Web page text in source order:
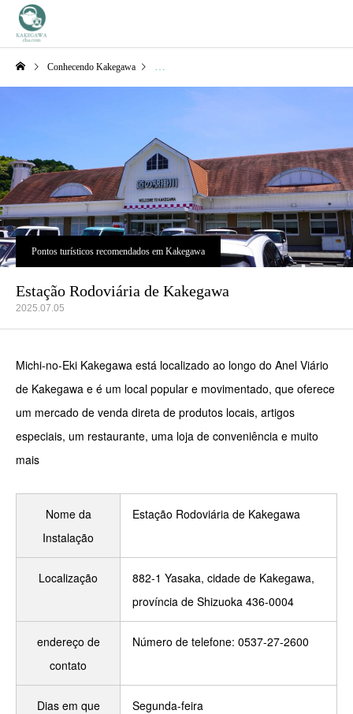
Conhecendo Kakegawa Pontos turísticos recomendados em Kakegawa
Pontos turísticos recomendados em Kakegawa
Estação Rodoviária de Kakegawa
2025.07.05
Michi-no-Eki Kakegawa está localizado ao longo do Anel Viário
de Kakegawa e é um local popular e movimentado, que oferece
um mercado de venda direta de produtos locais, artigos
especiais, um restaurante, uma loja de conveniência e muito
mais
Nome da
Instalação
Estação Rodoviária de Kakegawa
Localização
882-1 Yasaka, cidade de Kakegawa,
província de Shizuoka 436-0004
endereço de
contato
Número de telefone: 0537-27-2600
Dias em que
Segunda-feira